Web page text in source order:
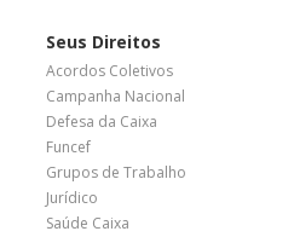
Seus Direitos
Acordos Coletivos
Campanha Nacional
Defesa da Caixa
Funcef
Grupos de Trabalho
Jurídico
Saúde Caixa